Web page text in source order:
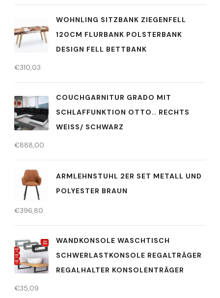
WOHNLING SITZBANK ZIEGENFELL
120CM FLURBANK POLSTERBANK
DESIGN FELL BETTBANK
€310,03
COUCHGARNITUR GRADO MIT
SCHLAFFUNKTION OTTO.. RECHTS
WEISS/ SCHWARZ
€888,00
ARMLEHNSTUHL 2ER SET METALL UND
POLYESTER BRAUN
€396,80
WANDKONSOLE WASCHTISCH
SCHWERLASTKONSOLE REGALTRÄGER
REGALHALTER KONSOLENTRÄGER
€35,09